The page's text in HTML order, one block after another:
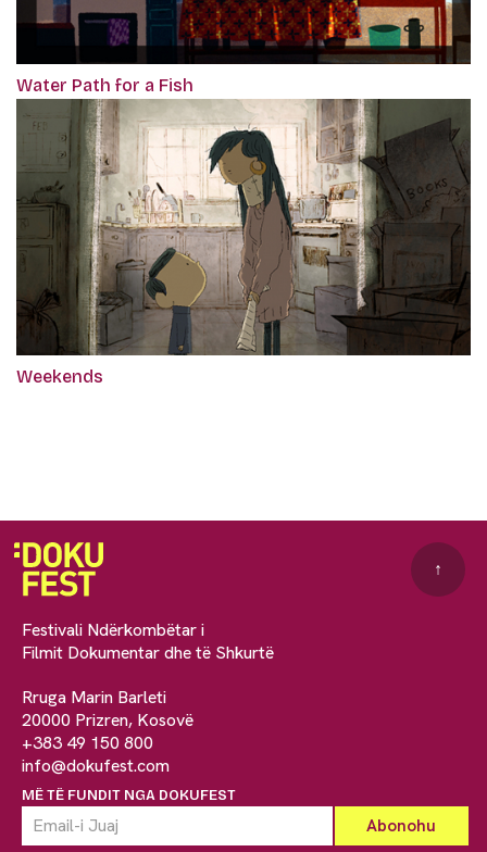
Water Path for a Fish
Weekends
Festivali Ndërkombëtar i
Filmit Dokumentar dhe të Shkurtë
Rruga Marin Barleti
20000 Prizren, Kosovë
+383 49 150 800
info@dokufest.com
MË TË FUNDIT NGA DOKUFEST
↑